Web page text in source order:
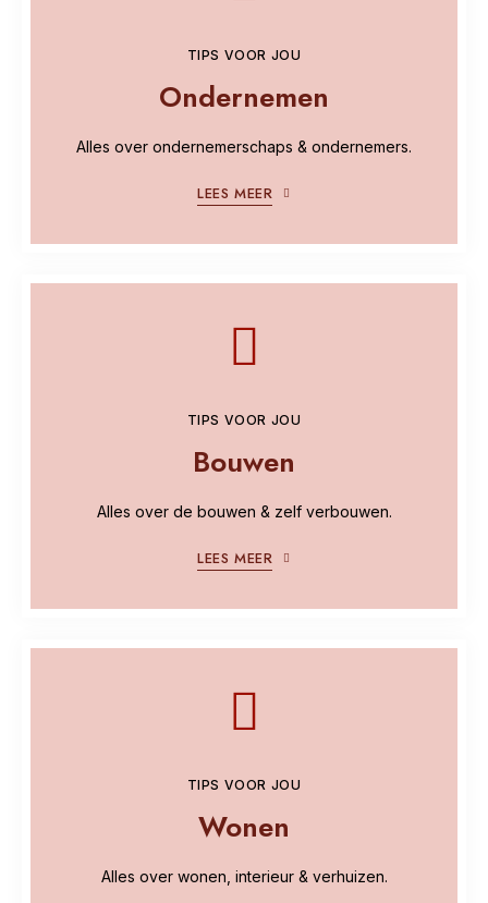
TIPS VOOR JOU
Ondernemen
Alles over ondernemerschaps & ondernemers.
LEES MEER
TIPS VOOR JOU
Bouwen
Alles over de bouwen & zelf verbouwen.
LEES MEER
TIPS VOOR JOU
Wonen
Alles over wonen, interieur & verhuizen.